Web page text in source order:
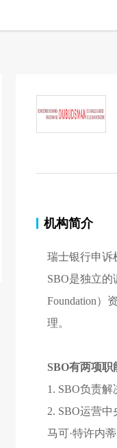
机构简介
瑞士银行申诉
SBO是独立
Foundation）
理。
SBO有两项职
1. SBO负责
2. SBO运营
马可·特许内